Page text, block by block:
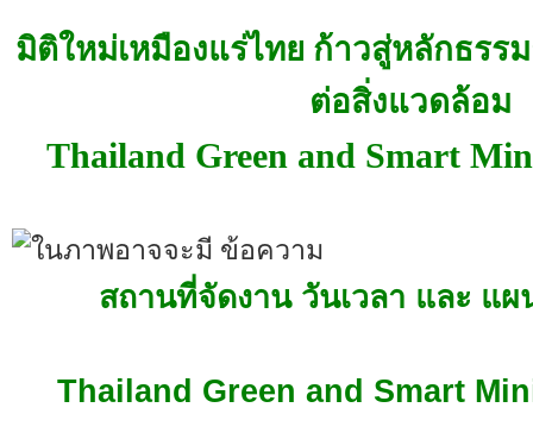
มิติใหม่เหมืองแร่ไทย ก้าวสู่หลักธรร
ต่อสิ่งแวดล้อม
Thailand Green and Smart
สถานที่จัดงาน วันเวลา และ แผ
Thailand Green and Smart